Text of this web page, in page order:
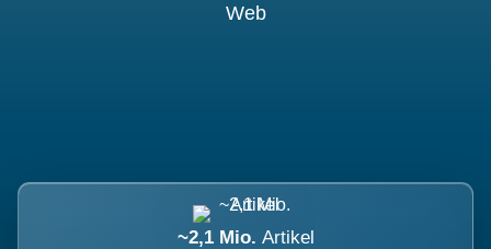
Web
~2,1 Mio. Artikel